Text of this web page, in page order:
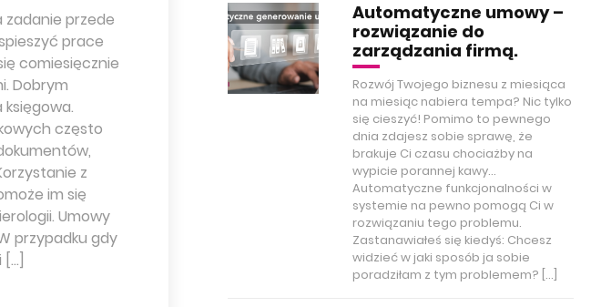
zadanie przede
prace
comiesięcznie
Dobrym
księgowa.
często
z
im się
Umowy
przypadku gdy
Automatyczne umowy –
rozwiązanie do
zarządzania firmą.
Rozwój Twojego biznesu z miesiąca
na miesiąc nabiera tempa? Nic tylko
się cieszyć! Pomimo to pewnego
dnia zdajesz sobie sprawę, że
brakuje Ci czasu chociażby na
wypicie porannej kawy…
Automatyczne funkcjonalności w
systemie na pewno pomogą Ci w
rozwiązaniu tego problemu.
Zastanawiałeś się kiedyś: Chcesz
widzieć w jaki sposób ja sobie
poradziłam z tym problemem? […]